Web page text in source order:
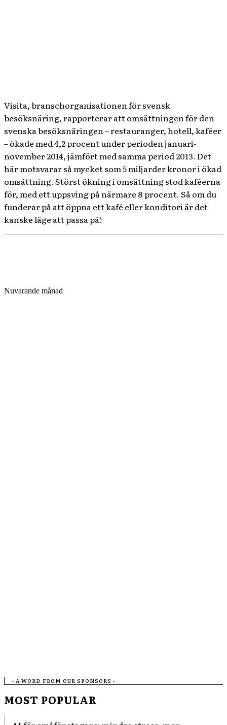
Visita, branschorganisationen för svensk
besöksnäring, rapporterar att omsättningen för den
svenska besöksnäringen – restauranger, hotell, kaféer
– ökade med 4,2 procent under perioden januari-
november 2014, jämfört med samma period 2013. Det
här motsvarar så mycket som 5 miljarder kronor i ökad
omsättning. Störst ökning i omsättning stod kaféerna
för, med ett uppsving på närmare 8 procent. Så om du
funderar på att öppna ett kafé eller konditori är det
kanske läge att passa på!
Nuvarande månad
- A WORD FROM OUR SPONSORS -
MOST POPULAR